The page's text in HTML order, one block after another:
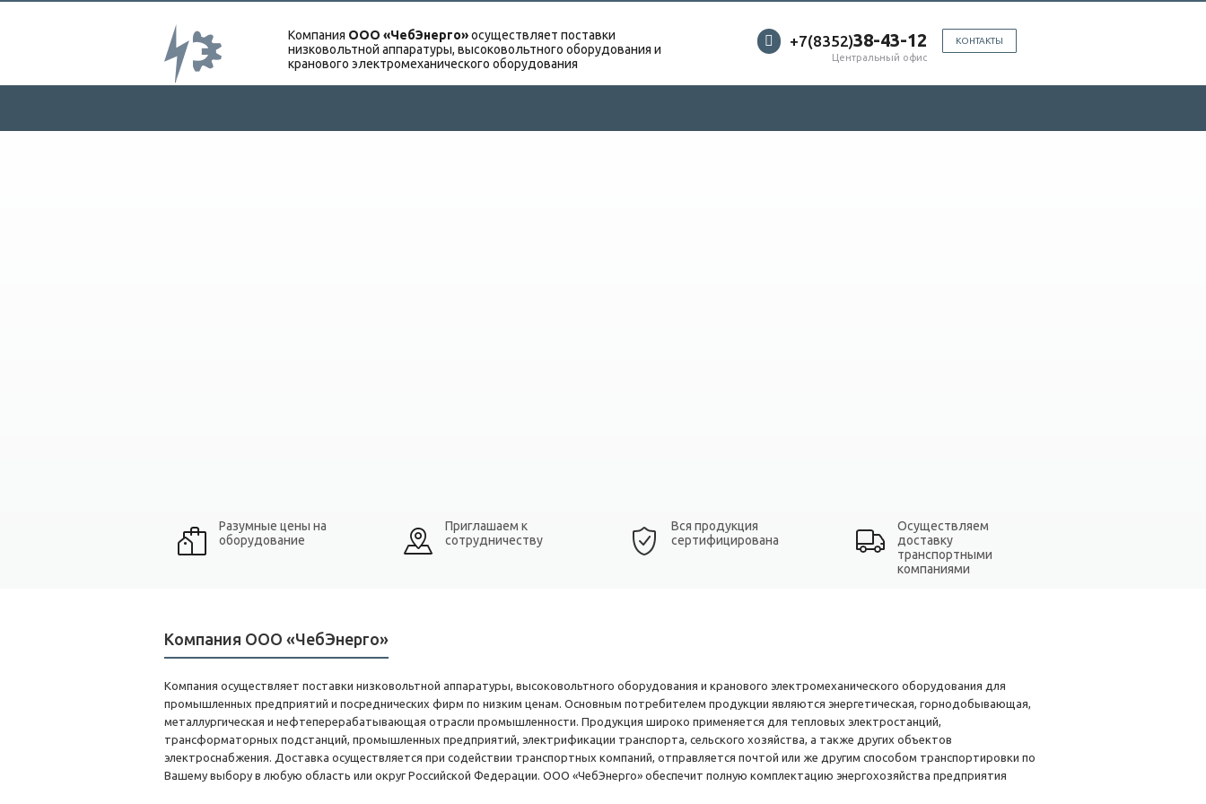
Компания ООО «ЧебЭнерго»осуществляет поставки
низковольтной аппаратуры, высоковольтного оборудования и
кранового электромеханического оборудования
КОНТАКТЫ
+7(8352)38-43-12
Центральный офис
Разумные цены на
оборудование
Приглашаем к
сотрудничеству
Вся продукция
сертифицирована
Осуществляем
доставку
транспортными
компаниями
Компания ООО «ЧебЭнерго»
Компания осуществляет поставки низковольтной аппаратуры, высоковольтного оборудования и кранового электромеханического оборудования для
промышленных предприятий и посреднических фирм по низким ценам. Основным потребителем продукции являются энергетическая, горнодобывающая,
металлургическая и нефтеперерабатывающая отрасли промышленности. Продукция широко применяется для тепловых электростанций,
трансформаторных подстанций, промышленных предприятий, электрификации транспорта, сельского хозяйства, а также других объектов
электроснабжения. Доставка осуществляется при содействии транспортных компаний, отправляется почтой или же другим способом транспортировки по
Вашему выбору в любую область или округ Российской Федерации. ООО «ЧебЭнерго» обеспечит полную комплектацию энергохозяйства предприятия